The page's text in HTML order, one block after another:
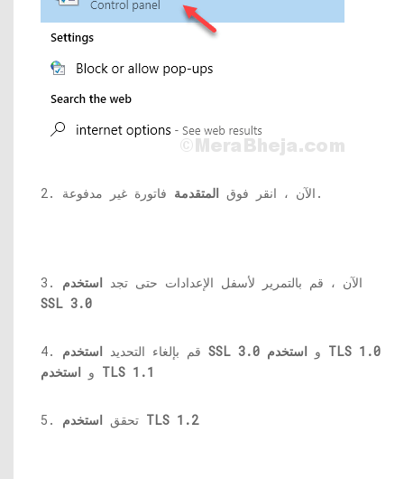
2. الآن ، انقر فوق المتقدمة فاتورة غير مدفوعة.
3. الآن ، قم بالتمرير لأسفل الإعدادات حتى تجد استخدم
SSL 3.0
4. قم بإلغاء التحديد استخدم SSL 3.0 و استخدم TLS 1.0
و استخدم TLS 1.1
5. تحقق استخدم TLS 1.2